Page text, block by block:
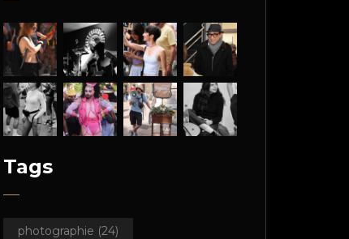
Tags
photographie (24)